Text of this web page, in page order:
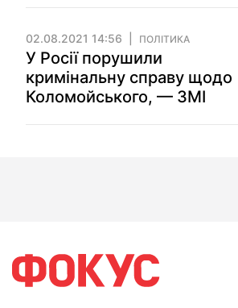
02.08.2021 14:56 ПОЛІТИКА
У Росії порушили
кримінальну справу щодо
Коломойського, — ЗМІ